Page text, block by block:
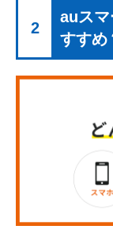
2
auス
すすめ